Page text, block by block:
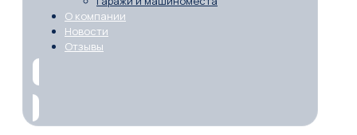
О компании
Новости
Отзывы